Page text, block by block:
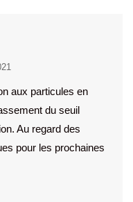
aux particules en
du seuil
Au regard des
pour les prochaines